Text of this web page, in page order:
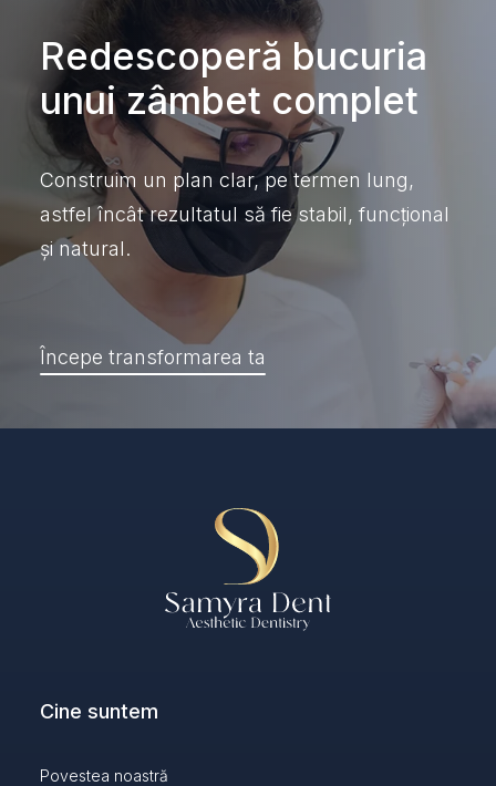
Redescoperă bucuria
unui zâmbet complet
Construim un plan clar, pe termen lung,
astfel încât rezultatul să fie stabil, funcțional
și natural.
Începe transformarea ta
Cine suntem
Povestea noastră